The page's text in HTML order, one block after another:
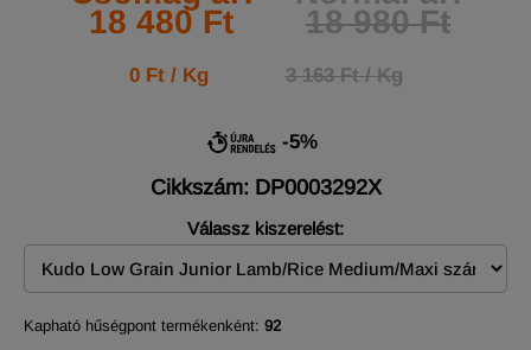
18 480 Ft
18 980 Ft
0 Ft / Kg 3 163 Ft / Kg
-5%
Cikkszám: DP0003292X
Válassz kiszerelést:
Kapható hűségpont termékenként: 92